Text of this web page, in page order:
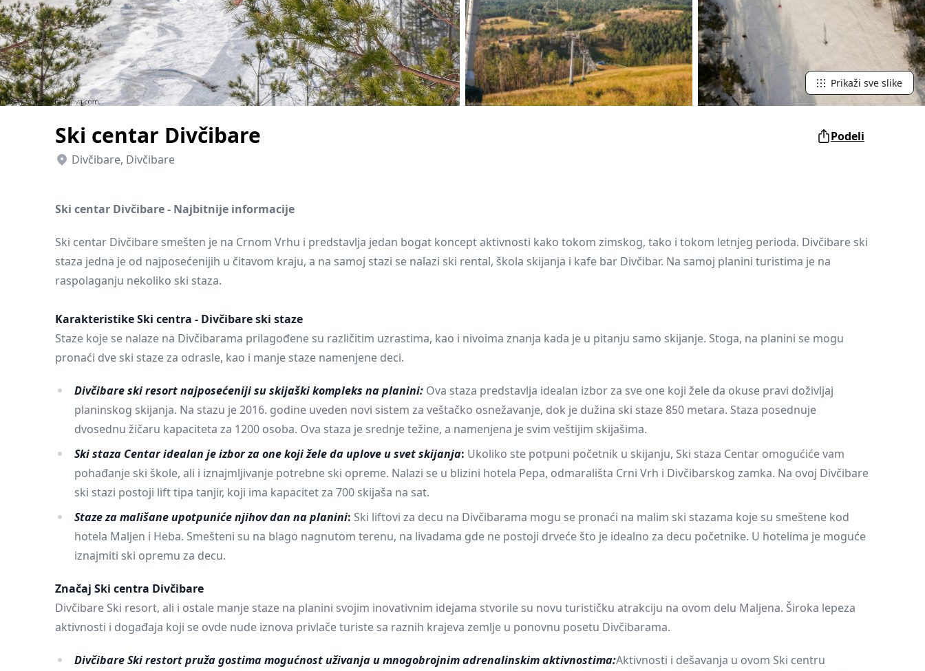
Pančevo
Novi Pazar Zrenjanin Vršac
Sombor
Vranje
Gornji
Milanovac
Raška Leskovac Zaječar
Paraćin Bor Požarevac Senta
Vrbas
Sremski Karlovci
Kosmaj Golija
Palić
Zlatar
Prikaži sve slike
Ski centar Divčibare
Podeli
Divčibare, Divčibare
Ski centar Divčibare - Najbitnije informacije
Ski centar Divčibare smešten je na Crnom Vrhu i predstavlja jedan bogat koncept aktivnosti kako tokom zimskog, tako i tokom letnjeg perioda. Divčibare ski
staza jedna je od najposećenijih u čitavom kraju, a na samoj stazi se nalazi ski rental, škola skijanja i kafe bar Divčibar. Na samoj planini turistima je na
raspolaganju nekoliko ski staza.
Karakteristike Ski centra - Divčibare ski staze
Staze koje se nalaze na Divčibarama prilagođene su različitim uzrastima, kao i nivoima znanja kada je u pitanju samo skijanje. Stoga, na planini se mogu
pronaći dve ski staze za odrasle, kao i manje staze namenjene deci.
Divčibare ski resort najposećeniji su skijaški kompleks na planini: Ova staza predstavlja idealan izbor za sve one koji žele da okuse pravi doživljaj
planinskog skijanja. Na stazu je 2016. godine uveden novi sistem za veštačko osnežavanje, dok je dužina ski staze 850 metara. Staza posednuje
dvosednu žičaru kapaciteta za 1200 osoba. Ova staza je srednje težine, a namenjena je svim veštijim skijašima.
Ski staza Centar idealan je izbor za one koji žele da uplove u svet skijanja: Ukoliko ste potpuni početnik u skijanju, Ski staza Centar omogućiće vam
pohađanje ski škole, ali i iznajmljivanje potrebne ski opreme. Nalazi se u blizini hotela Pepa, odmarališta Crni Vrh i Divčibarskog zamka. Na ovoj Divčibare
ski stazi postoji lift tipa tanjir, koji ima kapacitet za 700 skijaša na sat.
Staze za mališane upotpuniće njihov dan na planini: Ski liftovi za decu na Divčibarama mogu se pronaći na malim ski stazama koje su smeštene kod
hotela Maljen i Heba. Smešteni su na blago nagnutom terenu, na livadama gde ne postoji drveće što je idealno za decu početnike. U hotelima je moguće
iznajmiti ski opremu za decu.
Značaj Ski centra Divčibare
Divčibare Ski resort, ali i ostale manje staze na planini svojim inovativnim idejama stvorile su novu turističku atrakciju na ovom delu Maljena. Široka lepeza
aktivnosti i događaja koji se ovde nude iznova privlače turiste sa raznih krajeva zemlje u ponovnu posetu Divčibarama.
Divčibare Ski restort pruža gostima mogućnost uživanja u mnogobrojnim adrenalinskim aktivnostima:Aktivnosti i dešavanja u ovom Ski centru